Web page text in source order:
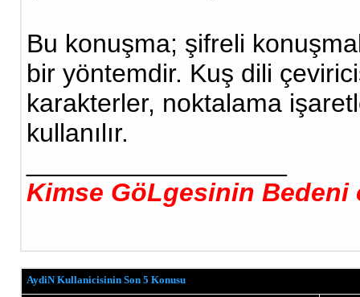
Bu konuşma; şifreli
bir yöntemdir. Kuş dili
karakterler, noktalama
kullanılır.
Kimse GöLgesinin Bedeni
AydiN Kullanicisinin Son 5 Konusu